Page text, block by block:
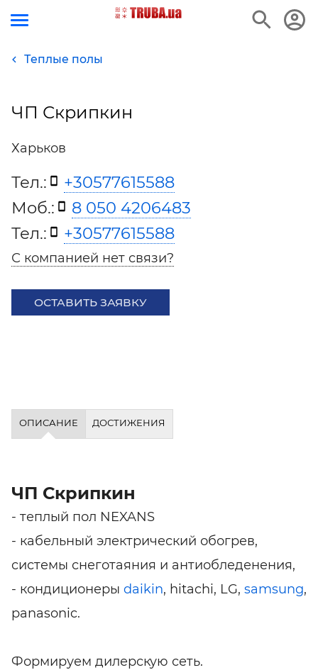
Теплые полы
ЧП Скрипкин
Харьков
Тел.:
+30577615588
Моб.:
8 050 4206483
Тел.:
+30577615588
С компанией нет связи?
ОСТАВИТЬ ЗАЯВКУ
ОПИСАНИЕ ДОСТИЖЕНИЯ
ЧП Скрипкин
- теплый пол NEXANS
- кабельный электрический обогрев,
системы снеготаяния и антиобледенения,
- кондиционеры daikin, hitachi, LG, samsung,
panasonic.
Формируем дилерскую сеть.